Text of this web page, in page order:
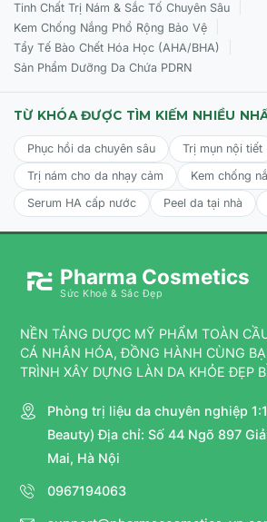
Tinh Chất Trị Nám & Sắc Tố Chuyên Sâu
Kem Chống Nắng Phổ Rộng Bảo Vệ
Tẩy Tế Bào Chết Hóa Học (AHA/BHA)
Sản Phẩm Dưỡng Da Chứa PDRN
TỪ KHÓA ĐƯỢC TÌM KIẾM NHIỀU
Phục hồi da chuyên sâu
Trị mụn nội tiết
Trị nám cho da nhạy cảm
Kem chống
Serum HA cấp nước
Peel da tại nhà
Pharma Cosmetics
Sức Khoẻ & Sắc Đẹp
NỀN TẢNG DƯỢC MỸ PHẨM TOÀN
CÁ NHÂN HÓA, ĐỒNG HÀNH CÙNG
TRÌNH XÂY DỰNG LÀN DA KHỎE ĐẸP
Phòng trị liệu da chuyên nghiệp
Beauty) Địa chỉ: Số 44 Ngõ 897
Mai, Hà Nội
0967194063